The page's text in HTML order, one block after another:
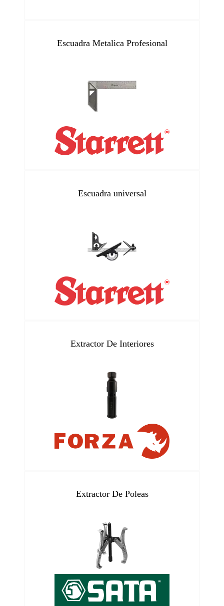
Escuadra Metalica Profesional
Escuadra universal
Extractor De Interiores
Extractor De Poleas